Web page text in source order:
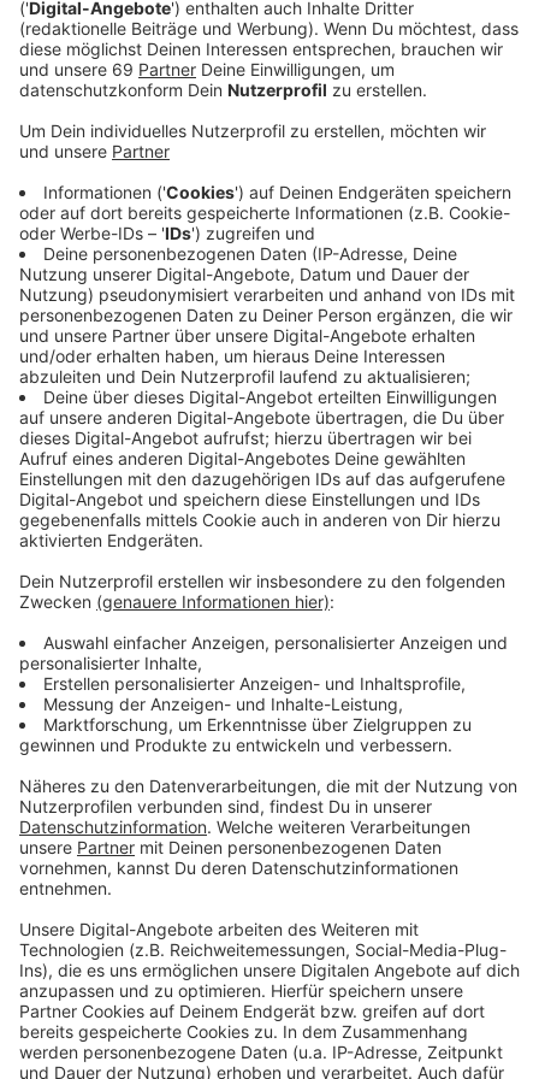
Veröffentlicht:Mittwoch, 08.07.2026 16:16
Ingolstadt erster Heimgegner
Anzeige
Das steht im Spielplan für die neue Saison, den der
Deutsche Fußballbund (DFB) heute veröffentlicht hat.
Das erste Heimspiel bestreiten die Preußen demnach
Mitte August gegen den FC Ingolstadt.
Anzeige
Highlight-Partien im Oktober
Anzeige
Highlight-Spiele sind Anfang Oktober im heimischen
LVM-Preußenstadion gegen Rot-Weiss Essen und eine
Woche später ebenfalls zuhause gegen Fortuna
Düsseldorf mit Ex-Trainer Alexander Ende.
Den vollständigen Spielplan findet ihr auf derPreußen-
Homepage. Die genauen Termine für die Spiele
müssen vom DFB noch festgelegt werden.